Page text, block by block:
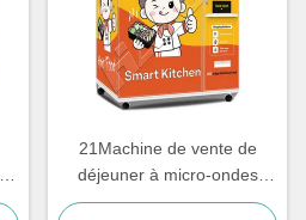
21Machine de vente de
déjeuner à micro-ondes
simple à écran tactile de 0,5